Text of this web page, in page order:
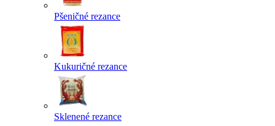
Pšeničné rezance
Kukuričné rezance
Sklenené rezance